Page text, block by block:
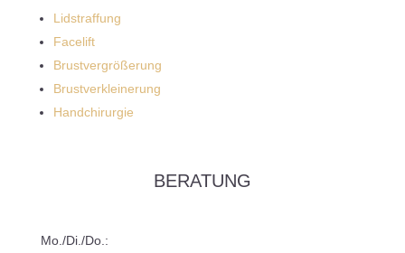
Lidstraffung
Facelift
Brustvergrößerung
Brustverkleinerung
Handchirurgie
BERATUNG
Mo./Di./Do.: